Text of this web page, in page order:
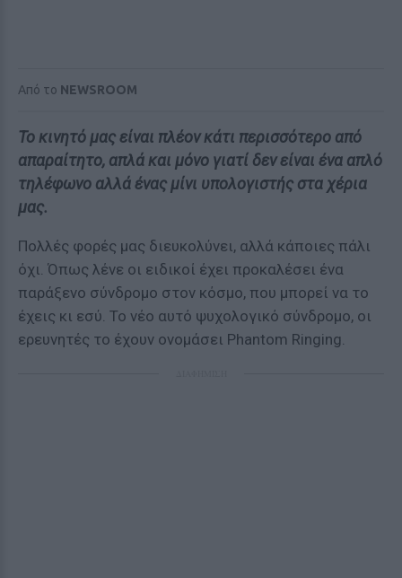
Από το NEWSROOM
Το κινητό μας είναι πλέον κάτι περισσότερο από
απαραίτητο, απλά και μόνο γιατί δεν είναι ένα απλό
τηλέφωνο αλλά ένας μίνι υπολογιστής στα χέρια
μας.
Πολλές φορές μας διευκολύνει, αλλά κάποιες πάλι
όχι. Όπως λένε οι ειδικοί έχει προκαλέσει ένα
παράξενο σύνδρομο στον κόσμο, που μπορεί να το
έχεις κι εσύ. Το νέο αυτό ψυχολογικό σύνδρομο, οι
ερευνητές το έχουν ονομάσει Phantom Ringing.